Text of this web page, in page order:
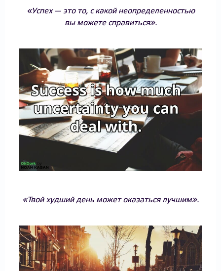
«Успех — это то, с какой неопределенностью
вы можете справиться».
«Твой худший день может оказаться лучшим».